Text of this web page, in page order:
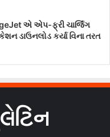
એ એપ-ફ્રી ચાર્જિંગ
ડાઉનલોડ કર્યા વિના તરત